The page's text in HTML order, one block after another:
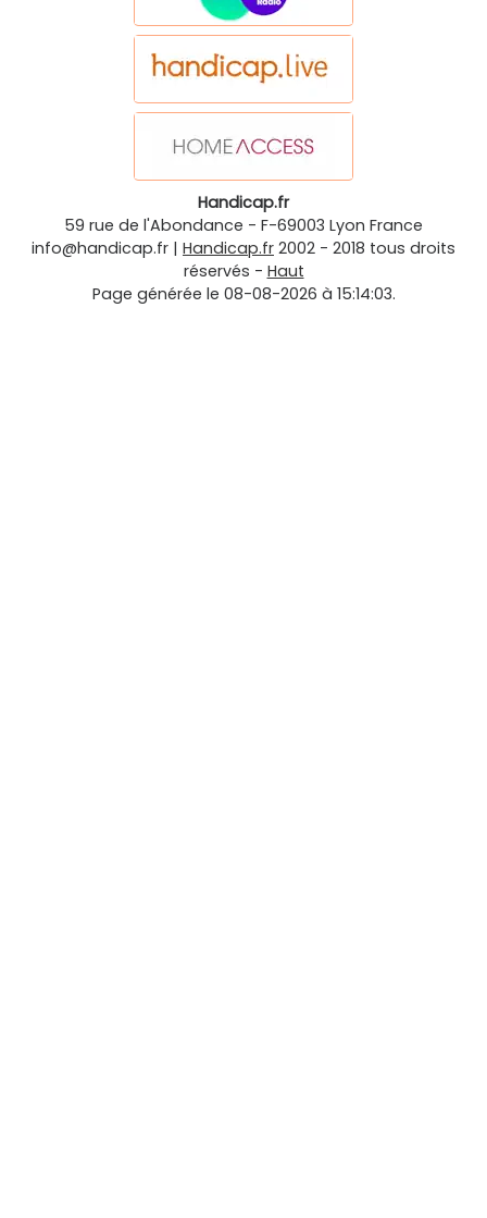
Handicap.fr
59 rue de l'Abondance - F-69003 Lyon France
info@handicap.fr | Handicap.fr 2002 - 2018 tous droits
réservés - Haut
Page générée le 08-08-2026 à 15:14:03.